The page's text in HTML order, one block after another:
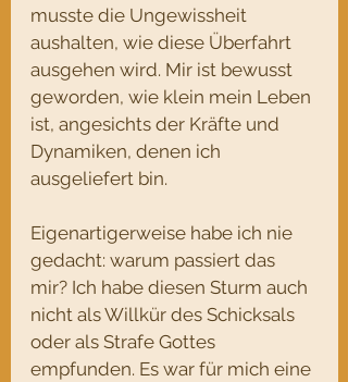
musste die Ungewissheit
aushalten, wie diese Überfahrt
ausgehen wird. Mir ist bewusst
geworden, wie klein mein Leben
ist, angesichts der Kräfte und
Dynamiken, denen ich
ausgeliefert bin.
Eigenartigerweise habe ich nie
gedacht: warum passiert das
mir? Ich habe diesen Sturm auch
nicht als Willkür des Schicksals
oder als Strafe Gottes
empfunden. Es war für mich eine